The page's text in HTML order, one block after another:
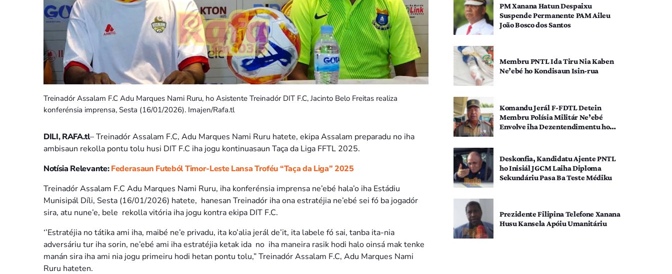
Treinadór Assalam F.C Adu Marques Nami Ruru, ho Asistente Treinadór DIT F.C, Jacinto Belo Freitas realiza
konferénsia imprensa, Sesta (16/01/2026). Imajen/Rafa.tl
DILI, RAFA.tl– Treinadór Assalam F.C, Adu Marques Nami Ruru hatete, ekipa Assalam preparadu no iha
ambisaun rekolla pontu tolu husi DIT F.C iha jogu kontinuasaun Taça da Liga FFTL 2025.
Notísia Relevante:Federasaun Futeból Timor-Leste Lansa Troféu “Taça da Liga” 2025
Treinadór Assalam F.C Adu Marques Nami Ruru, iha konferénsia imprensa ne’ebé hala’o iha Estádiu
Munisipál Díli, Sesta (16/01/2026) hatete, hanesan Treinadór iha ona estratéjia ne’ebé sei fó ba jogadór
sira, atu nune’e, bele rekolla vitória iha jogu kontra ekipa DIT F.C.
‘’Estratéjia no tátika ami iha, maibé ne’e privadu, ita ko’alia jerál de’it, ita labele fó sai, tanba ita-nia
adversáriu tur iha sorin, ne’ebé ami iha estratéjia ketak ida no iha maneira rasik hodi halo oinsá mak tenke
manán sira iha ami nia jogu primeiru hodi hetan pontu tolu,” Treinadór Assalam F.C, Adu Marques Nami
Ruru hateten.
PM Xanana Hatun Despaixu
Suspende Permanente PAM Aileu
João Bosco dos Santos
Membru PNTL Ida Tiru Nia Kaben
Ne’ebé ho Kondisaun Isin-rua
Komandu Jerál F-FDTL Detein
Membru Polísia Militár Ne’ebé
Envolve iha Dezentendimentu ho
Deskonfia, Kandidatu Ajente PNTL
ho Inisiál JGCM Laiha Diploma
Sekundáriu Pasa Ba Teste Médiku
Prezidente Filipina Telefone Xanana
Husu Kansela Apóiu Umanitáriu